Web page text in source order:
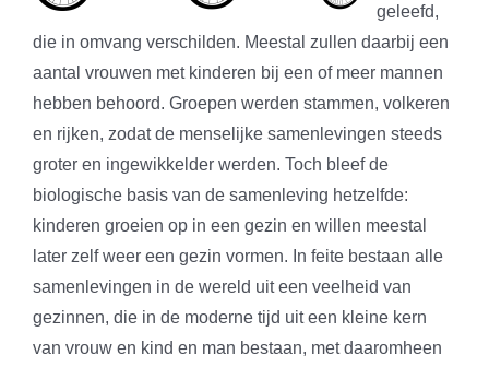
geleefd,
die in omvang verschilden. Meestal zullen daarbij een
aantal vrouwen met kinderen bij een of meer mannen
hebben behoord. Groepen werden stammen, volkeren
en rijken, zodat de menselijke samenlevingen steeds
groter en ingewikkelder werden. Toch bleef de
biologische basis van de samenleving hetzelfde:
kinderen groeien op in een gezin en willen meestal
later zelf weer een gezin vormen. In feite bestaan alle
samenlevingen in de wereld uit een veelheid van
gezinnen, die in de moderne tijd uit een kleine kern
van vrouw en kind en man bestaan, met daaromheen